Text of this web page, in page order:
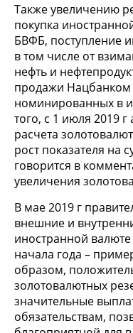
Также увеличению
покупка
БВФБ, поступление
в том числе от
нефть и
продажи
номинированных в
того, с 1 июля 2019
расчета
рост показателя на
говорится в
увеличения
В мае 2019 г
внешние и
иностранной
начала года –
образом,
золотовалютных
значительные
обязательствам,